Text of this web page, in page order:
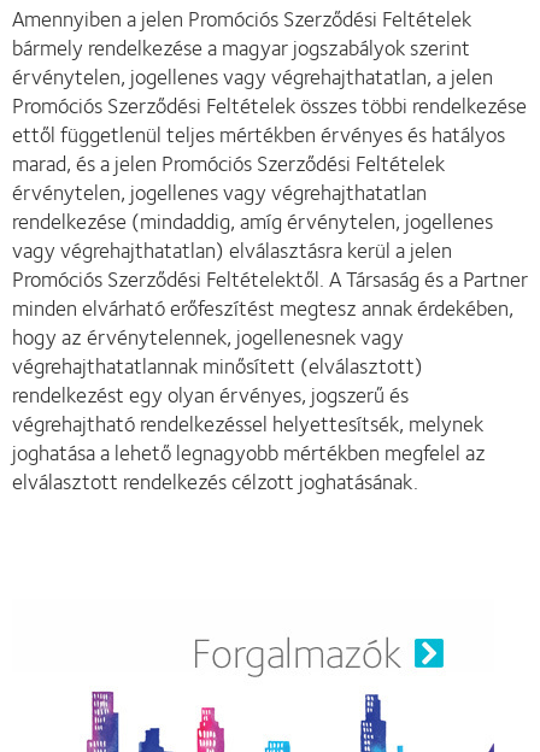
Amennyiben a jelen Promóciós Szerződési Feltételek
bármely rendelkezése a magyar jogszabályok szerint
érvénytelen, jogellenes vagy végrehajthatatlan, a jelen
Promóciós Szerződési Feltételek összes többi rendelkezése
ettől függetlenül teljes mértékben érvényes és hatályos
marad, és a jelen Promóciós Szerződési Feltételek
érvénytelen, jogellenes vagy végrehajthatatlan
rendelkezése (mindaddig, amíg érvénytelen, jogellenes
vagy végrehajthatatlan) elválasztásra kerül a jelen
Promóciós Szerződési Feltételektől. A Társaság és a Partner
minden elvárható erőfeszítést megtesz annak érdekében,
hogy az érvénytelennek, jogellenesnek vagy
végrehajthatatlannak minősített (elválasztott)
rendelkezést egy olyan érvényes, jogszerű és
végrehajtható rendelkezéssel helyettesítsék, melynek
joghatása a lehető legnagyobb mértékben megfelel az
elválasztott rendelkezés célzott joghatásának.